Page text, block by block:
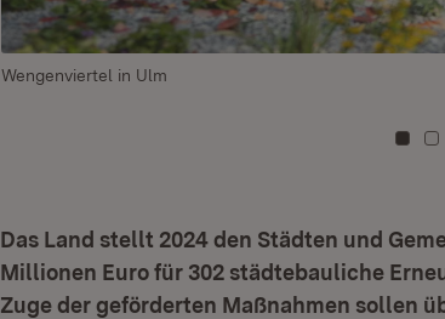
Wengenviertel in Ulm
Zu
Das Land stellt 2024 den Städten und
Millionen Euro für 302 städtebauliche
Zuge der geförderten Maßnahmen sollen